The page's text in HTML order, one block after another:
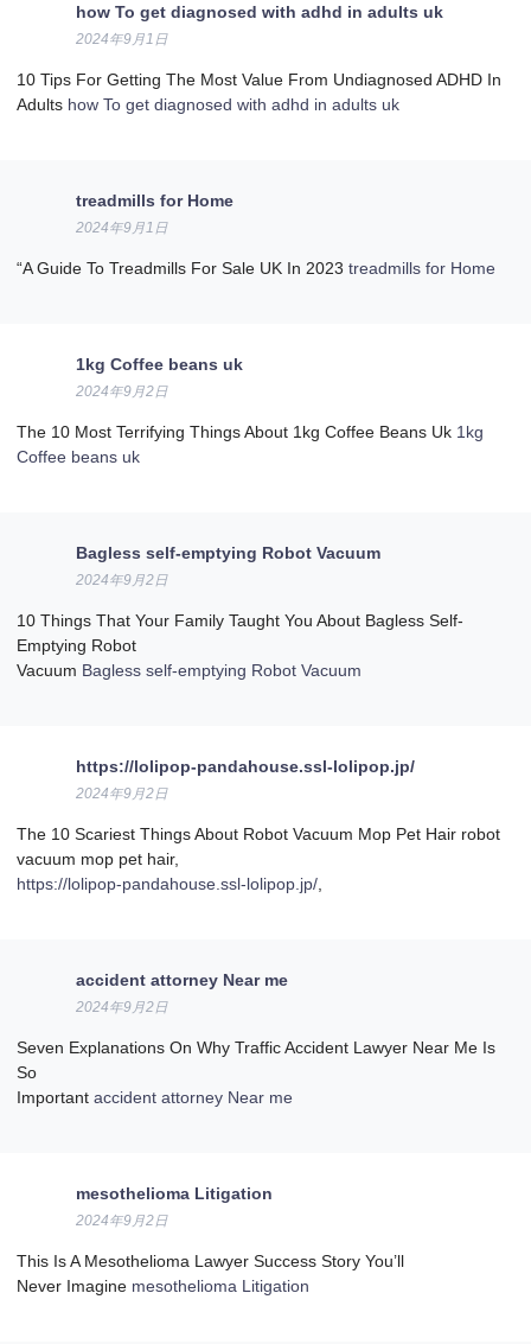
how To get diagnosed with adhd in adults uk
2024年9月1日
10 Tips For Getting The Most Value From Undiagnosed ADHD In
Adults how To get diagnosed with adhd in adults uk
treadmills for Home
2024年9月1日
“A Guide To Treadmills For Sale UK In 2023treadmills for Home
1kg Coffee beans uk
2024年9月2日
The 10 Most Terrifying Things About 1kg Coffee Beans Uk 1kg
Coffee beans uk
Bagless self-emptying Robot Vacuum
2024年9月2日
10 Things That Your Family Taught You About Bagless Self-
Emptying Robot
Vacuum Bagless self-emptying Robot Vacuum
https://lolipop-pandahouse.ssl-lolipop.jp/
2024年9月2日
The 10 Scariest Things About Robot Vacuum Mop Pet Hair robot
vacuum mop pet hair,
https://lolipop-pandahouse.ssl-lolipop.jp/
accident attorney Near me
2024年9月2日
Seven Explanations On Why Traffic Accident Lawyer Near Me Is
So
Importantaccident attorney Near me
mesothelioma Litigation
2024年9月2日
This Is A Mesothelioma Lawyer Success Story You’ll
Never Imagine mesothelioma Litigation